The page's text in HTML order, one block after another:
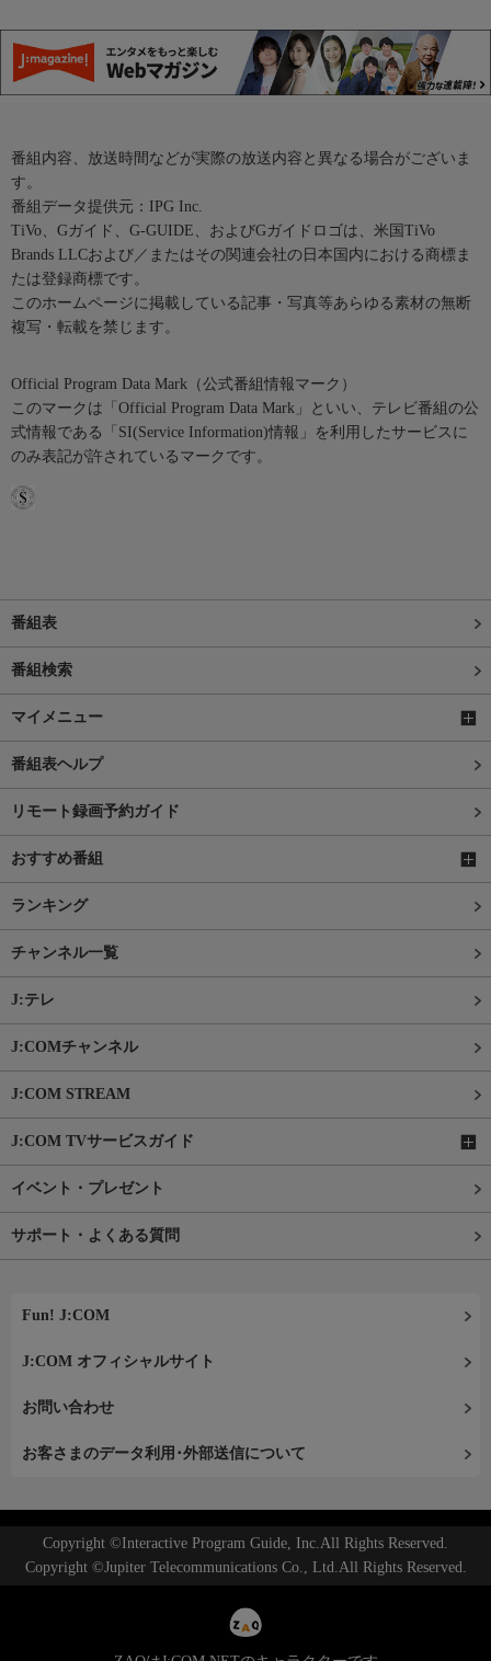
番組内容、放送時間などが実際の放送内容と異なる場合がございま
す。
番組データ提供元：IPG Inc.
TiVo、Gガイド、G-GUIDE、およびGガイドロゴは、米国TiVo
Brands LLCおよび／またはその関連会社の日本国内における商標ま
たは登録商標です。
このホームページに掲載している記事・写真等あらゆる素材の無断
複写・転載を禁じます。
Official Program Data Mark（公式番組情報マーク）
このマークは「Official Program Data Mark」といい、テレビ番組の公
式情報である「SI(Service Information)情報」を利用したサービスに
のみ表記が許されているマークです。
番組表
番組検索
マイメニュー
番組表ヘルプ
リモート録画予約ガイド
おすすめ番組
ランキング
チャンネル一覧
J:テレ
J:COMチャンネル
J:COM STREAM
J:COM TVサービスガイド
イベント・プレゼント
サポート・よくある質問
Fun! J:COM
J:COM オフィシャルサイト
お問い合わせ
お客さまのデータ利用･外部送信について
Copyright ©Interactive Program Guide, Inc.All Rights Reserved.
Copyright ©Jupiter Telecommunications Co., Ltd.All Rights Reserved.